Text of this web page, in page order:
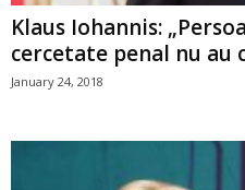
Klaus Iohannis:
cercetate penal nu au
January 24, 2018